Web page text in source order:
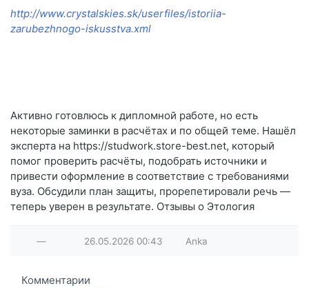
http://www.crystalskies.sk/userfiles/istoriia-
zarubezhnogo-iskusstva.xml
Активно готовлюсь к дипломной работе, но есть
некоторые заминки в расчётах и по общей теме. Нашёл
эксперта на https://studwork.store-best.net, который
помог проверить расчёты, подобрать источники и
привести оформление в соответствие с требованиями
вуза. Обсудили план защиты, прорепетировали речь —
теперь уверен в результате. Отзывы о Этология
— 26.05.2026 00:43 Anka
Комментарии